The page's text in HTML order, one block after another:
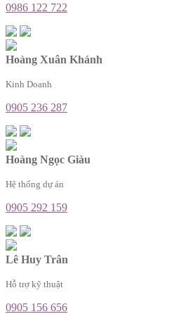
0986 122 722
Hoàng Xuân Khánh
Kinh Doanh
0905 236 287
Hoàng Ngọc Giàu
Hệ thống dự án
0905 292 159
Lê Huy Trân
Hỗ trợ kỹ thuật
0905 156 656